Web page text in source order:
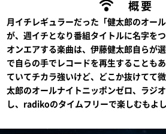
概要
月イチレギュラーだった「健太郎のオー
が、週イチとなり番組タイトルに名字を
オンエアする楽曲は、伊藤健太郎自らが
で自らの手でレコードを再生することも
ていてチカラ強いけど、どこか抜けてて
太郎のオールナイトニッポンゼロ、ラジ
し、radikoのタイムフリーで楽しむもよ